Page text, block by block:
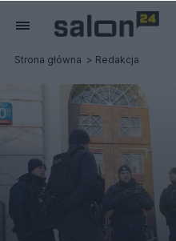
Strona główna Redakcja